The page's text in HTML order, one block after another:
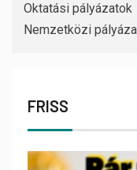
Oktatási pályázatok
Nemzetközi
FRISS